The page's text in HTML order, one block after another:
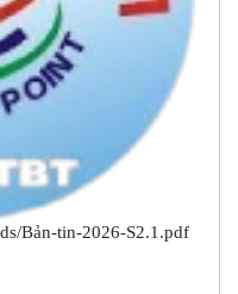
Bản-tin-2026-S2.1.pdf